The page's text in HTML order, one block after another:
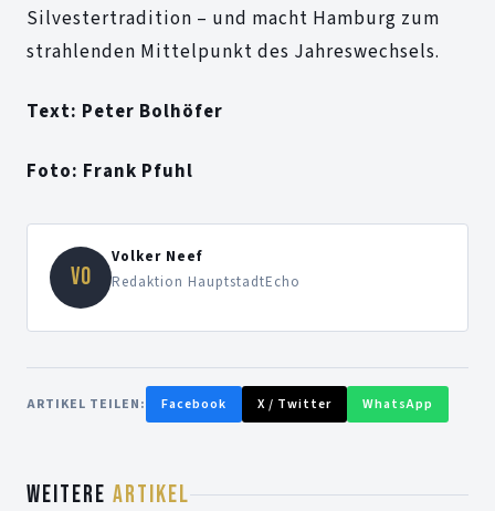
Silvestertradition – und macht Hamburg zum
strahlenden Mittelpunkt des Jahreswechsels.
Text: Peter Bolhöfer
Foto: Frank Pfuhl
VO
Volker Neef
Redaktion HauptstadtEcho
ARTIKEL TEILEN: Facebook X / Twitter WhatsApp
WEITERE ARTIKEL